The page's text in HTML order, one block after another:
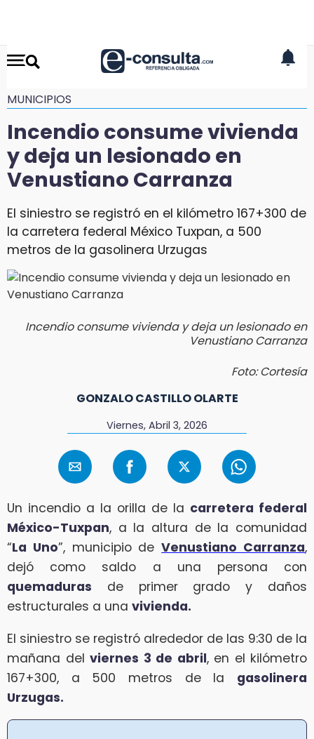
MUNICIPIOS
Incendio consume vivienda
y deja un lesionado en
Venustiano Carranza
El siniestro se registró en el kilómetro 167+300 de
la carretera federal México Tuxpan, a 500
metros de la gasolinera Urzugas
Incendio consume vivienda y deja un lesionado en
Venustiano Carranza
Foto: Cortesía
GONZALO CASTILLO OLARTE
Viernes, Abril 3, 2026
Un incendio a la orilla de la carretera federal
México-Tuxpan, a la altura de la comunidad
“La Uno”, municipio deVenustiano Carranza,
dejó como saldo a una persona con
quemaduras de primer grado y daños
estructurales a una vivienda.
El siniestro se registró alrededor de las 9:30 de la
mañana del viernes 3 de abril, en el kilómetro
167+300, a 500 metros de la gasolinera
Urzugas.